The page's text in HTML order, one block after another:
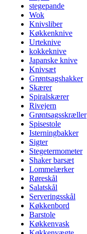
stegepande
Wok
Knivsliber
Køkkenknive
Urteknive
kokkeknive
Japanske knive
Knivsæt
Grøntsagshakker
Skærer
Spiralskærer
Rivejern
Grøntsagsskræller
Spisestole
Isterningbakker
Sigter
Stegetermometer
Shaker barsæt
Lommelærker
Røreskål
Salatskål
Serveringsskål
Køkkenbord
Barstole
Køkkenvask